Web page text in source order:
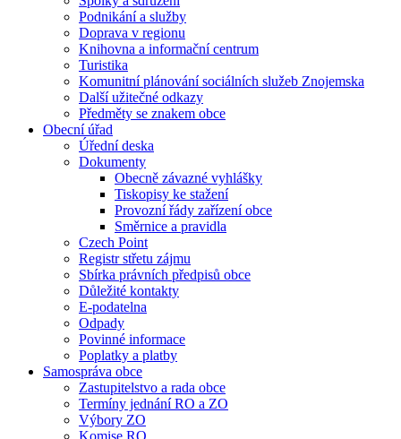
Podnikání a služby
Doprava v regionu
Knihovna a informační centrum
Turistika
Komunitní plánování sociálních služeb Znojemska
Další užitečné odkazy
Předměty se znakem obce
Obecní úřad
Úřední deska
Dokumenty
Obecně závazné vyhlášky
Tiskopisy ke stažení
Provozní řády zařízení obce
Směrnice a pravidla
Czech Point
Registr střetu zájmu
Sbírka právních předpisů obce
Důležité kontakty
E-podatelna
Odpady
Povinné informace
Poplatky a platby
Samospráva obce
Zastupitelstvo a rada obce
Termíny jednání RO a ZO
Výbory ZO
Komise RO